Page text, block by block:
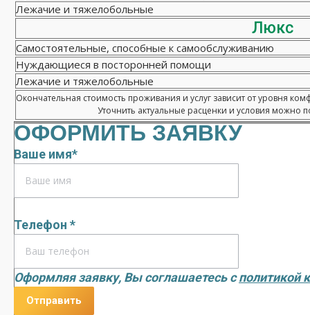
Лежачие и тяжелобольные
Люкс
Самостоятельные, способные к самообслуживанию
Нуждающиеся в посторонней помощи
Лежачие и тяжелобольные
Окончательная стоимость проживания и услуг зависит от уровня
Уточнить актуальные расценки и условия можно
ОФОРМИТЬ ЗАЯВКУ
Ваше имя*
Телефон *
Оформляя заявку, Вы соглашаетесь сполитикой